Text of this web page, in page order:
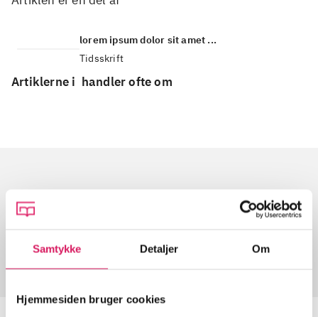
Samtykke Detaljer Om
Hjemmesiden bruger cookies
lorem ipsum dolor sit amet ...
Tidsskrift
Artiklerne i handler ofte om
Artikler med samme emner